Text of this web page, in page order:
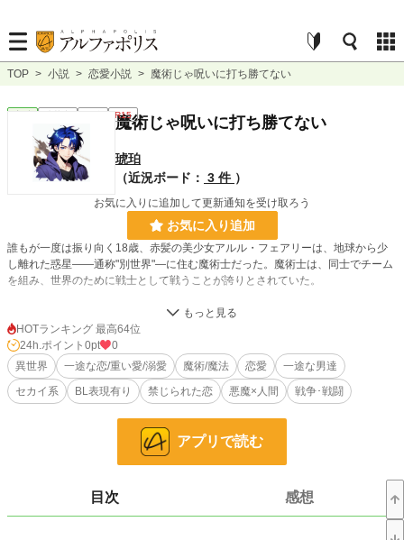
TOP > 小説 > 恋愛小説 > 魔術じゃ呪いに打ち勝てない
R15
魔術じゃ呪いに打ち勝てない
琥珀
（近況ボード： 3 件 ）
お気に入りに追加して更新通知を受け取ろう
お気に入り追加
誰もが一度は振り向く18歳、赤髪の美少女アルル・フェアリーは、地球から少
し離れた惑星――通称"別世界"―に住む魔術士だった。魔術士は、同士でチーム
を組み、世界のために戦士として戦うことが誇りとされていた。
しかし、興味の無い異性と、黙っていれば美青年の幼なじみツバサ・サングスタ
ーに付きまとわられ、ため息をつく日々。チームも結成できない、やむを得ず地
球で別れたアルルの恋人レンは音信不通となり早2年……だったが、ひょんな縁
により再会した！
そうして、ほぼ勢いに任せて結成された魔術士チームオセロ。幼なじみのツバサ
を筆頭に、頼りある仲間達と共に魔術士としての新鮮な日々が始まりそうな矢
｢一族の殺し合いは、永遠に終わらないでしょう。どちらかの一族が、1人残ら
ず、完全に命を絶たれるまで。"｣
逃れられない"血縁"による呪いが、アルル達のすぐそばまで迫ってきてい
※カクヨムとのマルチ連載になります。※本作品は視点が変わります。苦手な方
HOTランキング 最高64位
24h.ポイント 0pt
0
異世界
一途な恋/重い愛/溺愛 魔術/魔法 恋愛
一途な男達
セカイ系
BL表現有り 禁じられた恋 悪魔×人間 戦争･戦闘
アプリで読む
目次 感想